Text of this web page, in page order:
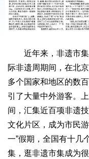
近年来，非遗市集
际非遗周期间，在北
多个国家和地区的数
引了大量中外游客。
间，汇集近百项非遗
文化片区，成为市民
一”假期，全国有十几
集，逛非遗市集成为